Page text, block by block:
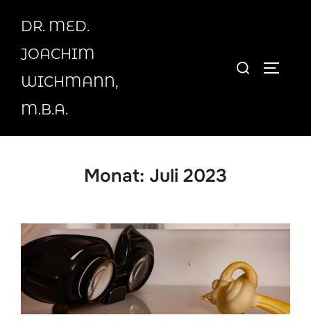
Inhalt
springen
DR. MED.
JOACHIM
WICHMANN,
M.B.A.
Suchen
Monat: Juli 2023